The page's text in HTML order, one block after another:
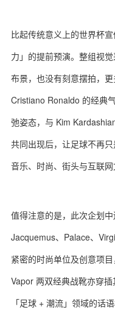
比起传统意义上的世界杯
力」的提前预演。整组视
布景，也没有刻意摆拍，更
Cristiano Ronaldo 的经典
弛姿态，与 Kim
共同出现后，让足球不再
音乐、时尚、街头与互联网
值得注意的是，此次企划中
Jacquemus、Palace、
紧密的时尚单位及创意项
Vapor 两双经典战靴亦穿
「足球 + 潮流」领域的话语